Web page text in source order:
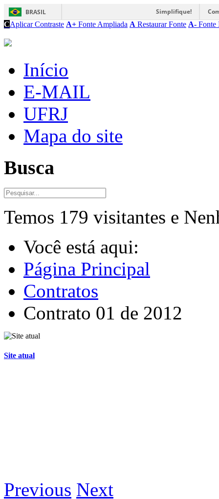
BRASIL Simplifique!
CAplicar Contraste A+ Fonte Ampliada A Restaurar Fonte A- Fonte
Início
E-MAIL
UFRJ
Mapa do site
Busca
Temos 179 visitantes e
Você está aqui:
Página Principal
Contratos
Contrato 01 de 2012
Site atual
Previous Next